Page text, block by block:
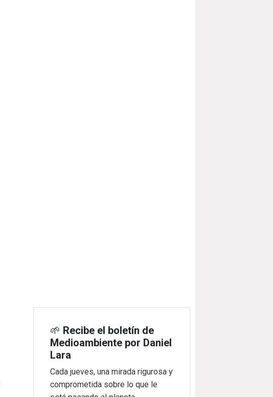
🌱 Recibe el boletín de
Medioambiente por Daniel
Lara
Cada jueves, una mirada rigurosa y
comprometida sobre lo que le